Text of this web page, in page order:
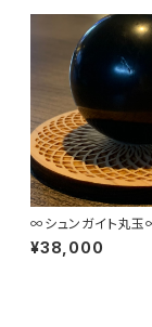
∞シュンガイト丸
¥38,000